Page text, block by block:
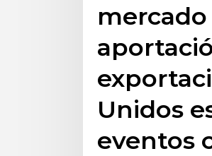
Unidos
eventos